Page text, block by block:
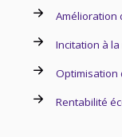
Amélioration
Incitation à
Optimisation
Rentabilité